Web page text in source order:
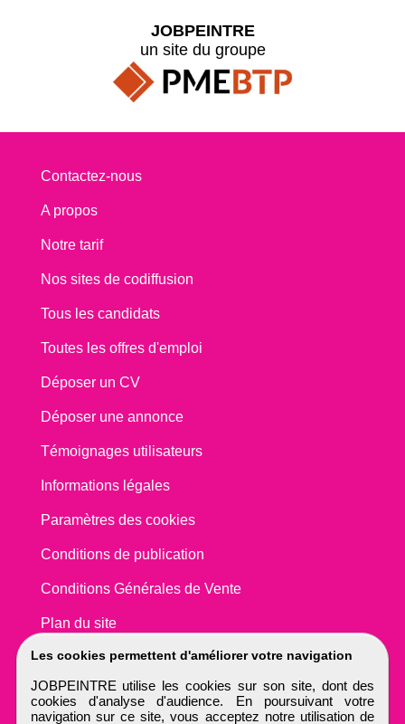
Les cookies permettent d'améliorer votre navigation
JOBPEINTRE utilise les cookies sur son site, dont des
cookies d'analyse d'audience. En poursuivant votre
navigation sur ce site, vous acceptez notre utilisation de
JOBPEINTRE
un site du groupe
Contactez-nous
A propos
Notre tarif
Nos sites de codiffusion
Tous les candidats
Toutes les offres d'emploi
Déposer un CV
Déposer une annonce
Témoignages utilisateurs
Informations légales
Paramètres des cookies
Conditions de publication
Conditions Générales de Vente
Plan du site